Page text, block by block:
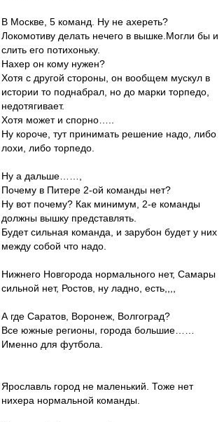
В Москве, 5 команд. Ну не ахереть?
Локомотиву делать нечего в вышке.Могли бы и
слить его потихоньку.
Нахер он кому нужен?
Хотя с другой стороны, он вообщем мускул в
истории то поднабрал, но до марки торпедо,
недотягивает.
Хотя может и спорно…..
Ну короче, тут принимать решение надо, либо
лохи, либо торпедо.
Ну а дальше……,
Почему в Питере 2-ой команды нет?
Ну вот почему? Как минимум, 2-е команды
должны вышку представлять.
Будет сильная команда, и зарубон будет у них
между собой что надо.
Нижнего Новгорода нормального нет, Самары
сильной нет, Ростов, ну ладно, есть,,,,
А где Саратов, Воронеж, Волгоград?
Все южные регионы, города большие……
Именно для футбола.
Ярославль город не маленький. Тоже нет
нихера нормальной команды.